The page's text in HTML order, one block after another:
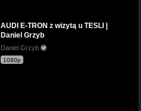
AUDI E-TRON z wizytą u TESLI |
Daniel Grzyb
Daniel Grzyb
1080p